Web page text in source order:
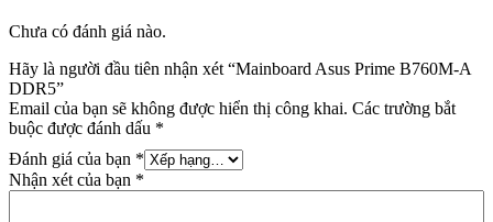
Chưa có đánh giá nào.
Hãy là người đầu tiên nhận xét “Mainboard Asus Prime B760M-A
DDR5”
Email của bạn sẽ không được hiển thị công khai. Các trường bắt
buộc được đánh dấu *
Đánh giá của bạn *
Nhận xét của bạn *